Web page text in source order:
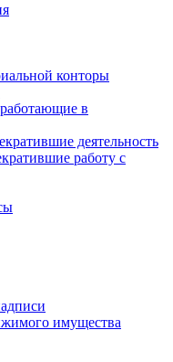
конторы
в
деятельность
работу с
имущества